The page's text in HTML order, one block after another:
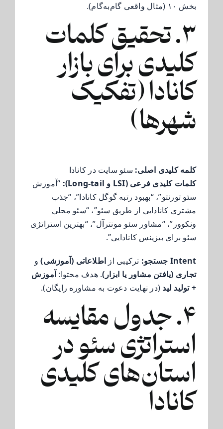
بخش ۱۰ (مثال واقعی گام‌به‌گام).
۳. تحقیق کلمات
کلیدی برای بازار
کانادا (تفکیک
شهرها)
کلمه کلیدی اصلی: سئو سایت در کانادا
کلمات کلیدی فرعی (LSI و Long-tail):
“آموزش
سئو تورنتو”، “بهبود رتبه گوگل کانادا”، “جذب
مشتری کانادایی از طریق سئو”، “سئو محلی
ونکوور”، “مشاور سئو مونترآل”، “بهترین استراتژی
سئو برای بیزینس کانادایی”.
Intent جستجو: ترکیبی از اطلاعاتی (آموزشی)و
تجاری (یافتن مشاور یا ابزار). هدف محتوا: آموزش
+ تولید لید (در نهایت دعوت به مشاوره رایگان).
۴. جدول مقایسه
استراتژی سئو در
استان‌های کلیدی
کانادا